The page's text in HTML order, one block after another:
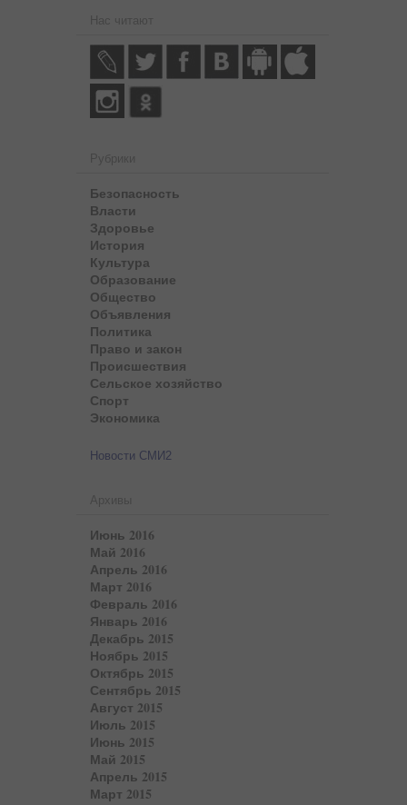
Нас читают
Рубрики
Безопасность
Власти
Здоровье
История
Культура
Образование
Общество
Объявления
Политика
Право и закон
Происшествия
Сельское хозяйство
Спорт
Экономика
Новости СМИ2
Архивы
Июнь 2016
Май 2016
Апрель 2016
Март 2016
Февраль 2016
Январь 2016
Декабрь 2015
Ноябрь 2015
Октябрь 2015
Сентябрь 2015
Август 2015
Июль 2015
Июнь 2015
Май 2015
Апрель 2015
Март 2015